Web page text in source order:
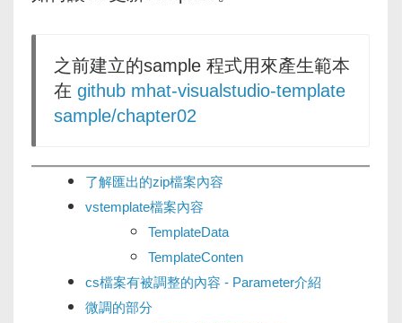
之前建立的sample 程式用來產生範本
在 github mhat-visualstudio-template
sample/chapter02
了解匯出的zip檔案內容
vstemplate檔案內容
TemplateData
TemplateConten
cs檔案有被調整的內容 - Parameter介紹
微調的部分